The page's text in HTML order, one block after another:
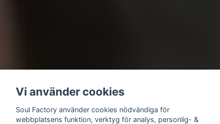
Vi använder cookies
Soul Factory använder cookies nödvändiga för
webbplatsens funktion, verktyg för analys, personlig- &